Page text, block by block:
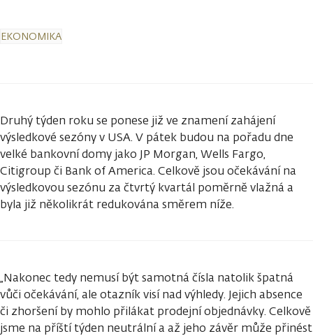
EKONOMIKA
Druhý týden roku se ponese již ve znamení zahájení
výsledkové sezóny v USA. V pátek budou na pořadu dne
velké bankovní domy jako JP Morgan, Wells Fargo,
Citigroup či Bank of America. Celkově jsou očekávání na
výsledkovou sezónu za čtvrtý kvartál poměrně vlažná a
byla již několikrát redukována směrem níže.
„Nakonec tedy nemusí být samotná čísla natolik špatná
vůči očekávání, ale otazník visí nad výhledy. Jejich absence
či zhoršení by mohlo přilákat prodejní objednávky. Celkově
jsme na příští týden neutrální a až jeho závěr může přinést